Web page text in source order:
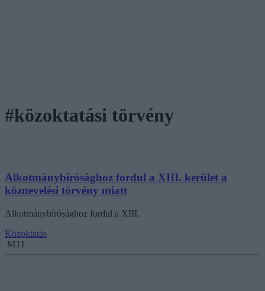
#közoktatási törvény
Alkotmánybírósághoz fordul a XIII. kerület a
köznevelési törvény miatt
Alkotmánybírósághoz fordul a XIII.
Közoktatás
MTI